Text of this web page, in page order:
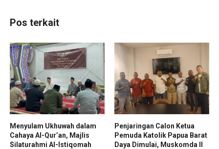
Pos terkait
Menyulam Ukhuwah dalam
Cahaya Al-Qur’an, Majlis
Silaturahmi Al-Istiqomah
Penjaringan Calon Ketua
Pemuda Katolik Papua Barat
Daya Dimulai, Muskomda II